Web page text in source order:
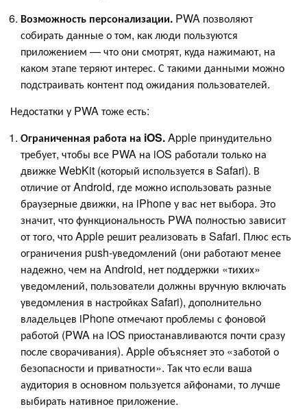
Возможность персонализации. PWA позволяют
собирать данные о том, как люди пользуются
приложением — что они смотрят, куда нажимают, на
каком этапе теряют интерес. С такими данными можно
подстраивать контент под ожидания пользователей.
Недостатки у PWA тоже есть:
Ограниченная работа на iOS.Apple принудительно
требует, чтобы все PWA на iOS работали только на
движке WebKit (который используется в Safari). В
отличие от Android, где можно использовать разные
браузерные движки, на iPhone у вас нет выбора. Это
значит, что функциональность PWA полностью зависит
от того, что Apple решит реализовать в Safari. Плюс есть
ограничения push-уведомлений (они работают менее
надежно, чем на Android, нет поддержки «тихих»
уведомлений, пользователи должны вручную включать
уведомления в настройках Safari), дополнительно
владельцев iPhone отмечают проблемы с фоновой
работой (PWA на iOS приостанавливаются почти сразу
после сворачивания). Apple объясняет это «заботой о
безопасности и приватности». Так что если ваша
аудитория в основном пользуется айфонами, то лучше
выбирать нативное приложение.